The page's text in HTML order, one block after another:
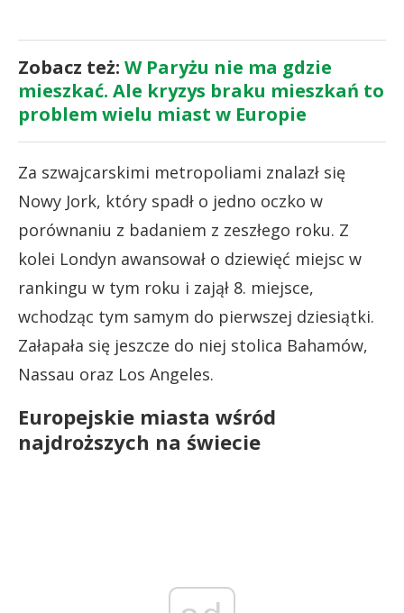
Zobacz też: W Paryżu nie ma gdzie
mieszkać. Ale kryzys braku mieszkań to
problem wielu miast w Europie
Za szwajcarskimi metropoliami znalazł się
Nowy Jork, który spadł o jedno oczko w
porównaniu z badaniem z zeszłego roku. Z
kolei Londyn awansował o dziewięć miejsc w
rankingu w tym roku i zajął 8. miejsce,
wchodząc tym samym do pierwszej dziesiątki.
Załapała się jeszcze do niej stolica Bahamów,
Nassau oraz Los Angeles.
Europejskie miasta wśród
najdroższych na świecie